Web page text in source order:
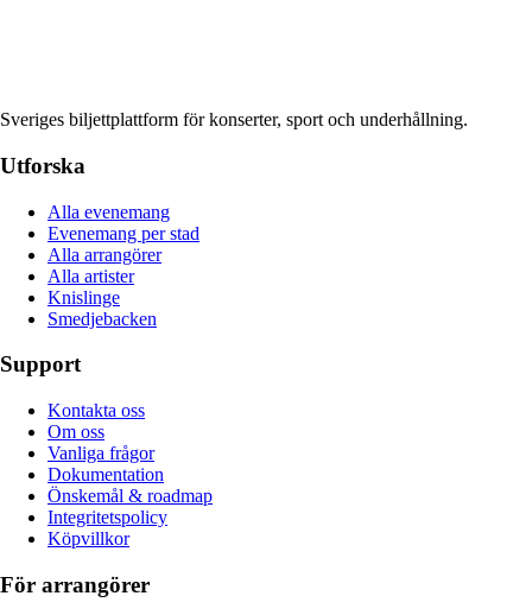
Sveriges biljettplattform för konserter, sport och underhållning.
Utforska
Alla evenemang
Evenemang per stad
Alla arrangörer
Alla artister
Knislinge
Smedjebacken
Support
Kontakta oss
Om oss
Vanliga frågor
Dokumentation
Önskemål & roadmap
Integritetspolicy
Köpvillkor
För arrangörer